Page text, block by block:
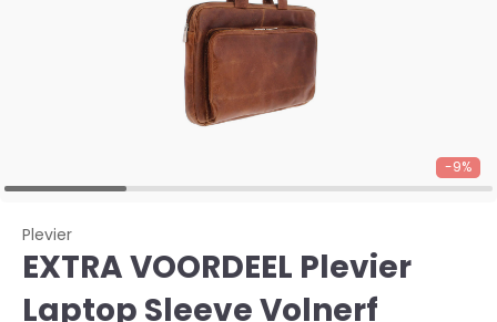
-9%
Plevier
EXTRA VOORDEEL Plevier
Laptop Sleeve Volnerf